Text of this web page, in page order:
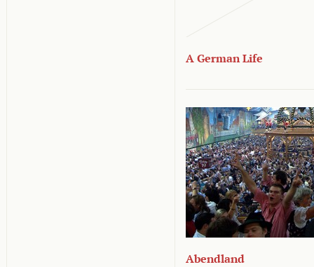
A German Life
Abendland